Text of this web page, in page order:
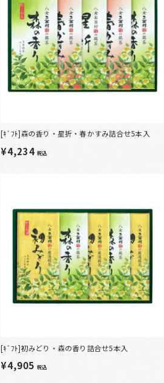
[ｷﾞﾌﾄ]森の香り・星折・春かすみ詰合せ5本入
¥4,234税込
[ｷﾞﾌﾄ]初みどり・森の香り詰合せ5本入
¥4,905税込